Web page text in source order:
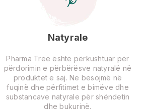
Natyrale
Pharma Tree është përkushtuar për
përdorimin e përbërësve natyralë në
produktet e saj. Ne besojmë në
fuqinë dhe përfitimet e bimëve dhe
substancave natyrale për shëndetin
dhe bukurinë.